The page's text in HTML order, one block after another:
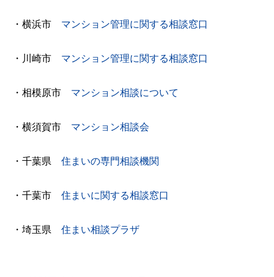
・横浜市 マンション管理に関する相談窓口
・川崎市 マンション管理に関する相談窓口
・相模原市 マンション相談について
・横須賀市 マンション相談会
・千葉県 住まいの専門相談機関
・千葉市 住まいに関する相談窓口
・埼玉県 住まい相談プラザ